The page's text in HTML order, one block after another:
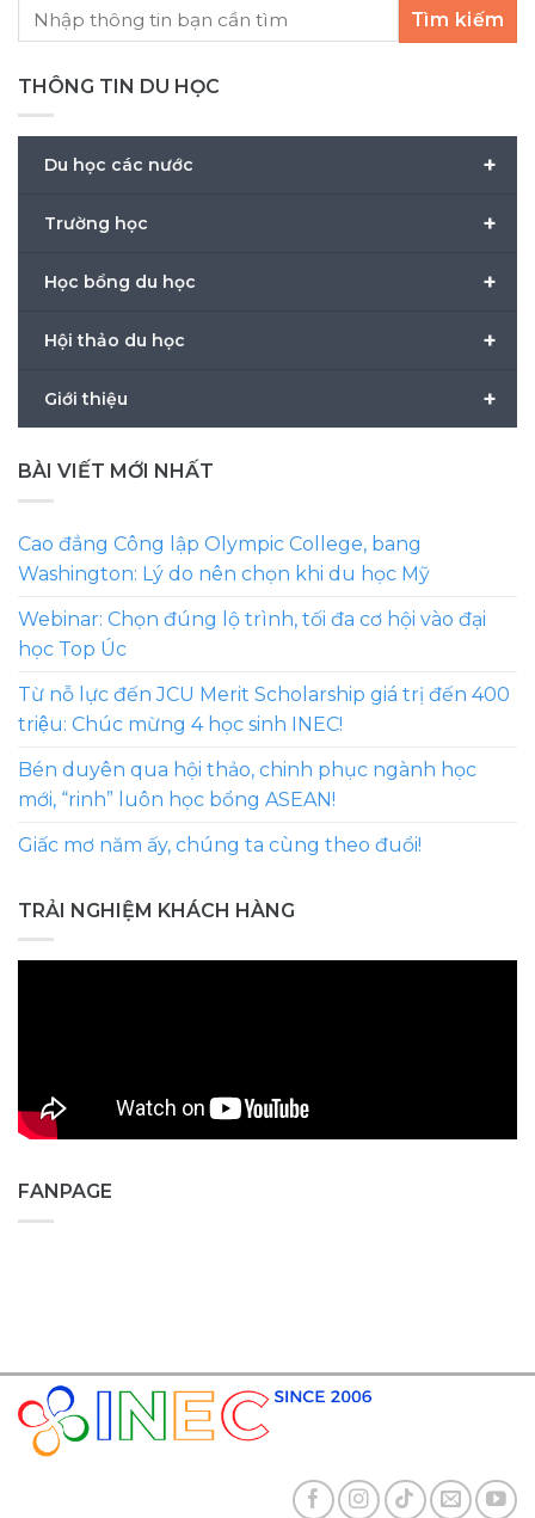
Tìm kiếm
THÔNG TIN DU HỌC
+
Du học các nước
+
Trường học
+
Học bổng du học
+
Hội thảo du học
+
Giới thiệu
BÀI VIẾT MỚI NHẤT
Cao đẳng Công lập Olympic College, bang
Washington: Lý do nên chọn khi du học Mỹ
Webinar: Chọn đúng lộ trình, tối đa cơ hội vào đại
học Top Úc
Từ nỗ lực đến JCU Merit Scholarship giá trị đến 400
triệu: Chúc mừng 4 học sinh INEC!
Bén duyên qua hội thảo, chinh phục ngành học
mới, “rinh” luôn học bổng ASEAN!
Giấc mơ năm ấy, chúng ta cùng theo đuổi!
TRẢI NGHIỆM KHÁCH HÀNG
FANPAGE